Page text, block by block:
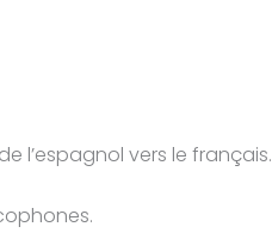
l’espagnol vers le français.